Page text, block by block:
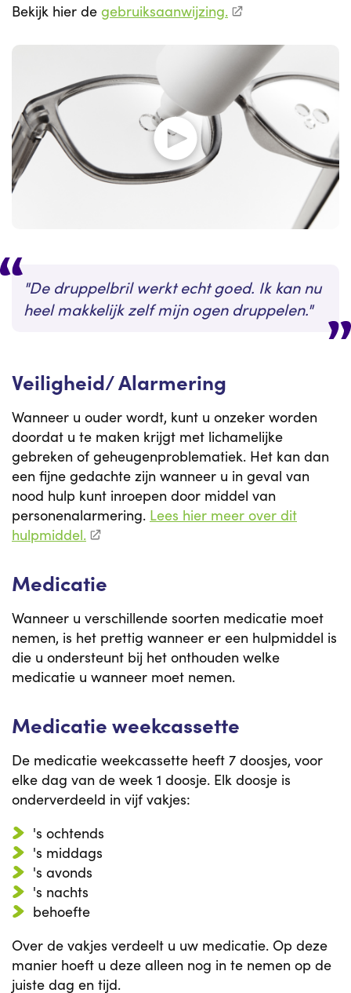
Bekijk hier de gebruiksaanwijzing.
De druppelbril werkt echt goed. Ik kan nu
heel makkelijk zelf mijn ogen druppelen.
Veiligheid/ Alarmering
Wanneer u ouder wordt, kunt u onzeker worden
doordat u te maken krijgt met lichamelijke
gebreken of geheugenproblematiek. Het kan dan
een fijne gedachte zijn wanneer u in geval van
nood hulp kunt inroepen door middel van
personenalarmering. Lees hier meer over dit
hulpmiddel.
Medicatie
Wanneer u verschillende soorten medicatie moet
nemen, is het prettig wanneer er een hulpmiddel is
die u ondersteunt bij het onthouden welke
medicatie u wanneer moet nemen.
Medicatie weekcassette
De medicatie weekcassette heeft 7 doosjes, voor
elke dag van de week 1 doosje. Elk doosje is
onderverdeeld in vijf vakjes:
's ochtends
's middags
's avonds
's nachts
behoefte
Over de vakjes verdeelt u uw medicatie. Op deze
manier hoeft u deze alleen nog in te nemen op de
juiste dag en tijd.